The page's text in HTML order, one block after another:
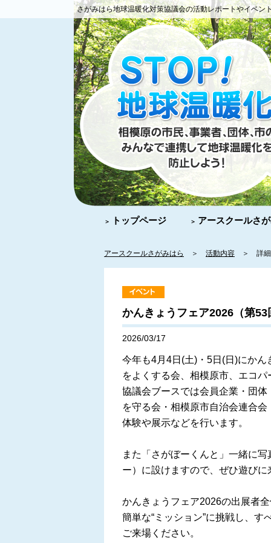
さがみはら地球温暖化対策協議会の活動レポートやイベン
トップページ アースクールさ
アースクールさがみはら ＞ 活動内容 ＞ 詳細
かんきょうフェア2026（第
2026/03/17
今年も4月4日(土)・5日(日)にか
をよくする会、相模原市、エコ
協議会ブースでは会員企業・団
を守る会・相模原市自治会連合
体験や展示などを行います。
また「さがぼーくんと」一緒に
ー）に設けますので、ぜひ遊びに
かんきょうフェア2026の出展者
簡単な“ミッション”に挑戦し、
ご来場ください。